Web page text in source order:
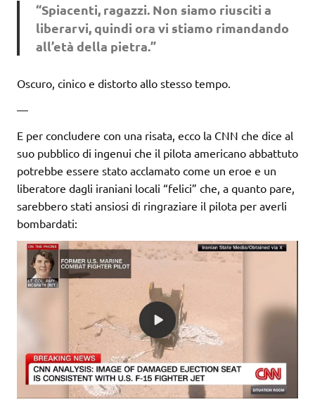
“Spiacenti, ragazzi. Non siamo riusciti a
liberarvi, quindi ora vi stiamo rimandando
all’età della pietra.”
Oscuro, cinico e distorto allo stesso tempo.
—
E per concludere con una risata, ecco la CNN che dice al
suo pubblico di ingenui che il pilota americano abbattuto
potrebbe essere stato acclamato come un eroe e un
liberatore dagli iraniani locali “felici” che, a quanto pare,
sarebbero stati ansiosi di ringraziare il pilota per averli
bombardati: